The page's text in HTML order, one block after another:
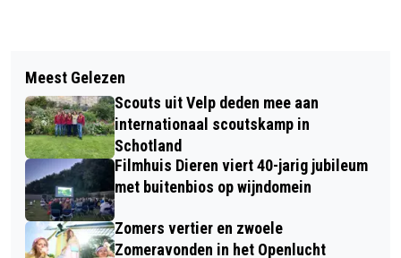
SUCCESVOLLE ‘AVOND VAN DE
FILMMUZIEK’ SMAAKT NAAR MEER
INSCHRIJVING KLEEDJESMARKT 5E
BONTE SCHAAP FESTIVAL GEOPEND
Meest Gelezen
Scouts uit Velp deden mee aan
internationaal scoutskamp in
Schotland
Filmhuis Dieren viert 40-jarig jubileum
met buitenbios op wijndomein
Zomers vertier en zwoele
Zomeravonden in het Openlucht